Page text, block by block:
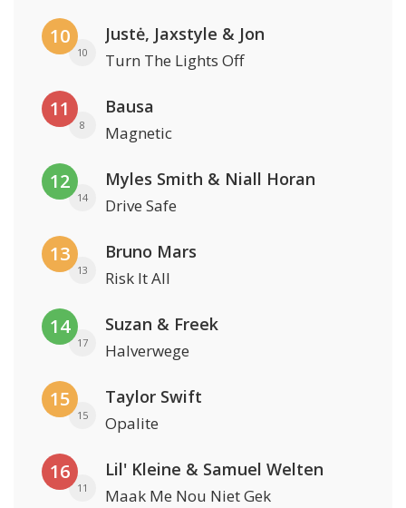
10
10
Justė, Jaxstyle & Jon
Turn The Lights Off
11
8
Bausa
Magnetic
12
14
Myles Smith & Niall Horan
Drive Safe
13
13
Bruno Mars
Risk It All
14
17
Suzan & Freek
Halverwege
15
15
Taylor Swift
Opalite
16
11
Lil' Kleine & Samuel Welten
Maak Me Nou Niet Gek